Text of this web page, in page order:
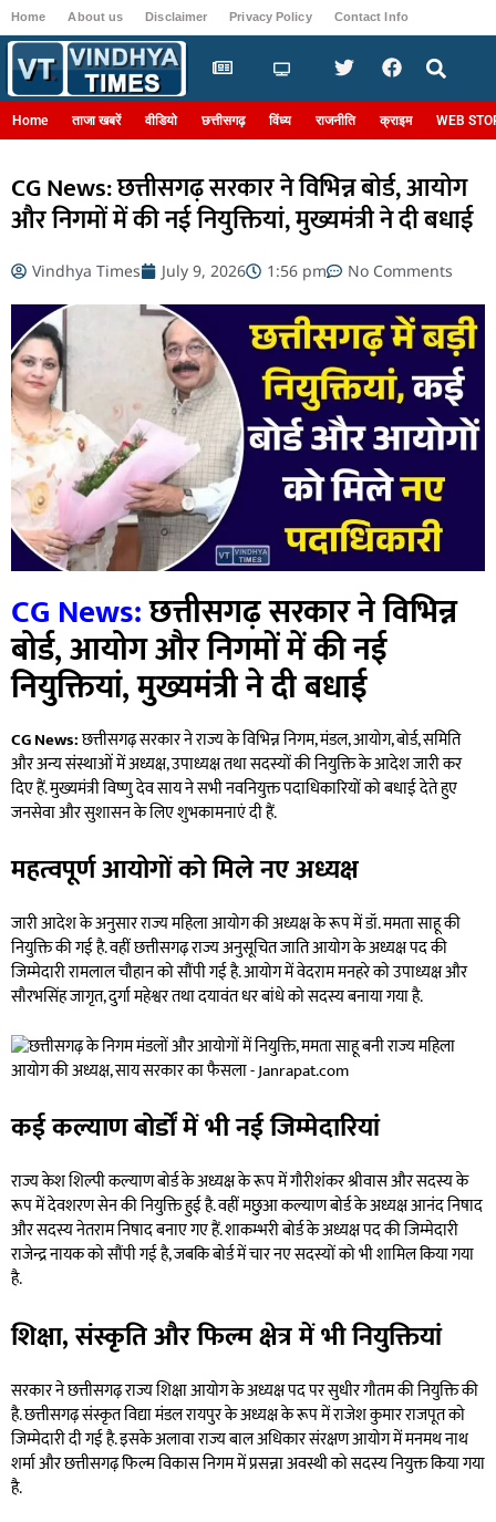
Home About us Disclaimer Privacy Policy Contact Info
Home ताजा खबरें वीडियो छत्तीसगढ़ विंध्य राजनीति क्राइम WEB
CG News: छत्तीसगढ़ सरकार ने विभिन्न बोर्ड, आयोग
और निगमों में की नई नियुक्तियां, मुख्यमंत्री ने दी बधाई
Vindhya Times July 9, 2026 1:56 pm No Comments
CG News:छत्तीसगढ़ सरकार ने विभिन्न
बोर्ड, आयोग और निगमों में की नई
नियुक्तियां, मुख्यमंत्री ने दी बधाई
CG News:छत्तीसगढ़ सरकार ने राज्य के विभिन्न निगम, मंडल, आयोग, बोर्ड, समिति
और अन्य संस्थाओं में अध्यक्ष, उपाध्यक्ष तथा सदस्यों की नियुक्ति के आदेश जारी कर
दिए हैं. मुख्यमंत्री विष्णु देव साय ने सभी नवनियुक्त पदाधिकारियों को बधाई देते हुए
जनसेवा और सुशासन के लिए शुभकामनाएं दी हैं.
महत्वपूर्ण आयोगों को मिले नए अध्यक्ष
जारी आदेश के अनुसार राज्य महिला आयोग की अध्यक्ष के रूप में डॉ. ममता साहू की
नियुक्ति की गई है. वहीं छत्तीसगढ़ राज्य अनुसूचित जाति आयोग के अध्यक्ष पद की
जिम्मेदारी रामलाल चौहान को सौंपी गई है. आयोग में वेदराम मनहरे को उपाध्यक्ष और
सौरभसिंह जागृत, दुर्गा महेश्वर तथा दयावंत धर बांधे को सदस्य बनाया गया है.
कई कल्याण बोर्डों में भी नई जिम्मेदारियां
राज्य केश शिल्पी कल्याण बोर्ड के अध्यक्ष के रूप में गौरीशंकर श्रीवास और सदस्य के
रूप में देवशरण सेन की नियुक्ति हुई है. वहीं मछुआ कल्याण बोर्ड के अध्यक्ष आनंद निषाद
और सदस्य नेतराम निषाद बनाए गए हैं. शाकम्भरी बोर्ड के अध्यक्ष पद की जिम्मेदारी
राजेन्द्र नायक को सौंपी गई है, जबकि बोर्ड में चार नए सदस्यों को भी शामिल किया गया
है.
शिक्षा, संस्कृति और फिल्म क्षेत्र में भी नियुक्तियां
सरकार ने छत्तीसगढ़ राज्य शिक्षा आयोग के अध्यक्ष पद पर सुधीर गौतम की नियुक्ति की
है. छत्तीसगढ़ संस्कृत विद्या मंडल रायपुर के अध्यक्ष के रूप में राजेश कुमार राजपूत को
जिम्मेदारी दी गई है. इसके अलावा राज्य बाल अधिकार संरक्षण आयोग में मनमथ नाथ
शर्मा और छत्तीसगढ़ फिल्म विकास निगम में प्रसन्ना अवस्थी को सदस्य नियुक्त किया गया
है.